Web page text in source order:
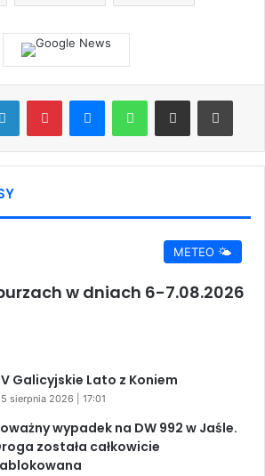
LinkedInPinterestMessengerWhatsAppShare via Email Print
METEO 🌤️
w dniach 6-7.08.2026
Galicyjskie Lato z Koniem
5 sierpnia 2026 | 17:01
wypadek na DW 992 w Jaśle.
została całkowicie